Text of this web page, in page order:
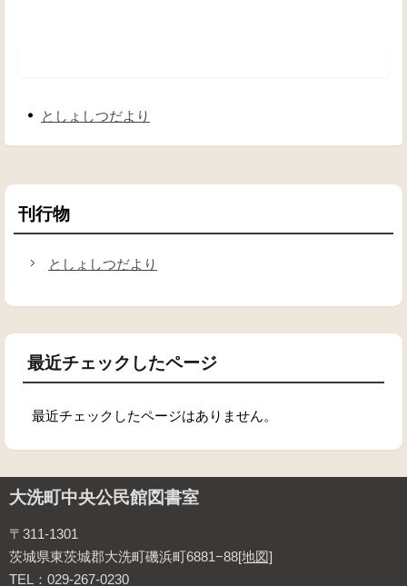
としょしつだより
刊行物
としょしつだより
最近チェックしたページ
最近チェックしたページはありません。
大洗町中央公民館図書室
〒311-1301
茨城県東茨城郡大洗町磯浜町6881−88[地図]
TEL：029-267-0230